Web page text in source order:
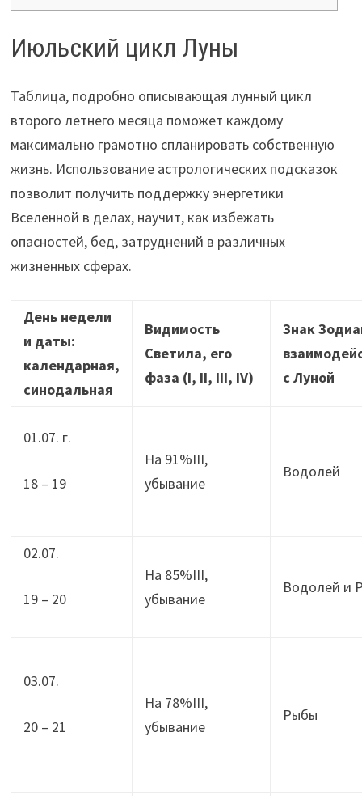
Июльский цикл Луны
Таблица, подробно описывающая лунный цикл
второго летнего месяца поможет каждому
максимально грамотно спланировать собственную
жизнь. Использование астрологических подсказок
позволит получить поддержку энергетики
Вселенной в делах, научит, как избежать
опасностей, бед, затруднений в различных
жизненных сферах.
День недели
и даты:
календарная,
синодальная
Видимость
Светила, его
фаза (I, II, III, IV)
Знак
с Луной
01.07. г.
18 – 19
На 91%III,
убывание
Водолей
02.07.
19 – 20
На 85%III,
убывание
Водолей и
03.07.
20 – 21
На 78%III,
убывание
Рыбы